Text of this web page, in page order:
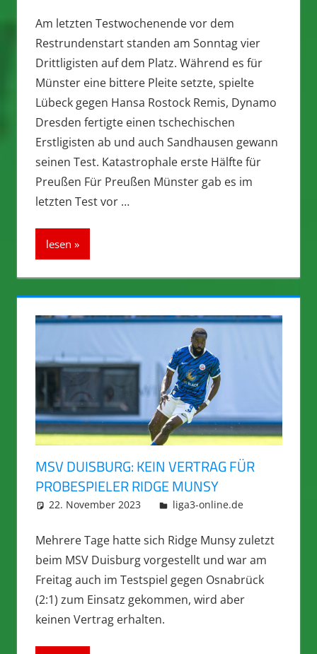
Am letzten Testwochenende vor dem
Restrundenstart standen am Sonntag vier
Drittligisten auf dem Platz. Während es für
Münster eine bittere Pleite setzte, spielte
Lübeck gegen Hansa Rostock Remis, Dynamo
Dresden fertigte einen tschechischen
Erstligisten ab und auch Sandhausen gewann
seinen Test. Katastrophale erste Hälfte für
Preußen Für Preußen Münster gab es im
letzten Test vor …
lesen
MSV DUISBURG: KEIN VERTRAG FÜR
PROBESPIELER RIDGE MUNSY
22. November 2023 integromat
liga3-online.de
Mehrere Tage hatte sich Ridge Munsy zuletzt
beim MSV Duisburg vorgestellt und war am
Freitag auch im Testspiel gegen Osnabrück
(2:1) zum Einsatz gekommen, wird aber
keinen Vertrag erhalten.